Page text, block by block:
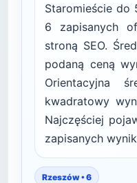
Staromieście do
6 zapisanych
stroną SEO.
podaną ceną
Orientacyjna
kwadratowy
Najczęściej
zapisanych
Rzeszów • 6